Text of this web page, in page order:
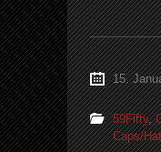
15.
59Fifty,
Caps/